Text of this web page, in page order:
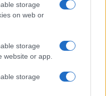
storage
on web or
storage
website or app.
storage